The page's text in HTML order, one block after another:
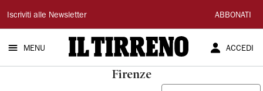
Il
Tirreno
Iscriviti alle Newsletter ABBONATI
MENU ACCEDI
Firenze